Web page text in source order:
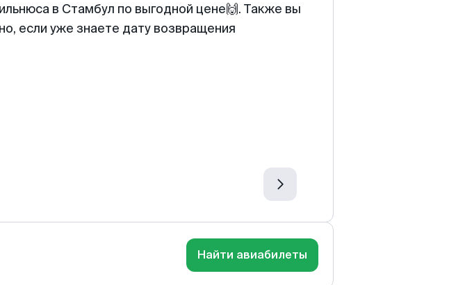
в Стамбул по выгодной цене🙌. Также вы
если уже знаете дату возвращения
Найти авиабилеты